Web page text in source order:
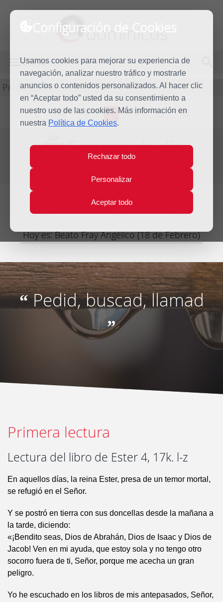
Configuración de Cookies
Usamos cookies para mejorar su experiencia de
navegación, analizar nuestro tráfico y mostrarle
anuncios o contenidos personalizados. Al hacer clic
en “Aceptar todo” usted da su consentimiento a
nuestro uso de las cookies. Más información en
nuestra Política de Cookies.
Rechazar todo
Personalizar
Aceptar todo
dominicos
MENÚ
Predicación
L M X J V S D
18 Evangelio del día
Lecturas del día y comentario
Hoy es: Beato Fray Angélico (18 de Febrero)
“Pedid, buscad, llamad
”
Primera lectura
Lectura del libro de Ester 4, 17k. l-z
En aquellos días, la reina Ester, presa de un temor mortal,
se refugió en el Señor.
Y se postró en tierra con sus doncellas desde la mañana a
la tarde, diciendo:
«¡Bendito seas, Dios de Abrahán, Dios de Isaac y Dios de
Jacob! Ven en mi ayuda, que estoy sola y no tengo otro
socorro fuera de ti, Señor, porque me acecha un gran
peligro.
Yo he escuchado en los libros de mis antepasados, Señor,